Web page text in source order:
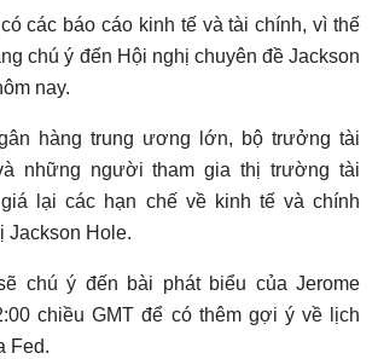
các báo cáo kinh tế và tài chính, vì thế
chú ý đến Hội nghị chuyên đề Jackson
nay.
hàng trung ương lớn, bộ trưởng tài
những người tham gia thị trường tài
lại các hạn chế về kinh tế và chính
Jackson Hole.
chú ý đến bài phát biểu của Jerome
chiều GMT để có thêm gợi ý về lịch
Fed.